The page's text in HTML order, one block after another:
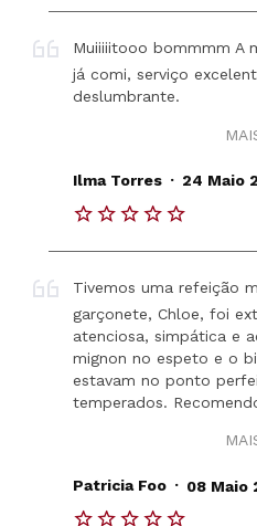
Muiiiiitooo bommmm A
já comi, serviço
deslumbrante.
Ilma Torres . 24 Maio
Tivemos uma refeição
garçonete, Chloe, foi
atenciosa, simpática e
mignon no espeto e o
estavam no ponto
temperados.
Patricia Foo . 08 Maio